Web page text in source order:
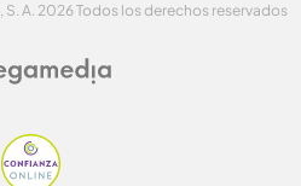
A. 2026 Todos los derechos reservados